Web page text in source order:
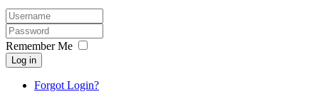
Remember Me
Log in
Forgot Login?